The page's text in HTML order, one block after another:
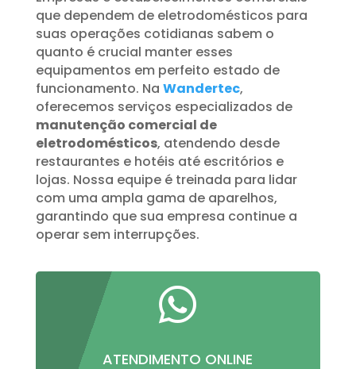
que dependem de eletrodomésticos para
suas operações cotidianas sabem o
quanto é crucial manter esses
equipamentos em perfeito estado de
funcionamento. Na Wandertec,
oferecemos serviços especializados de
manutenção comercial de
eletrodomésticos, atendendo desde
restaurantes e hotéis até escritórios e
lojas. Nossa equipe é treinada para lidar
com uma ampla gama de aparelhos,
garantindo que sua empresa continue a
operar sem interrupções.

ATENDIMENTO ONLINE